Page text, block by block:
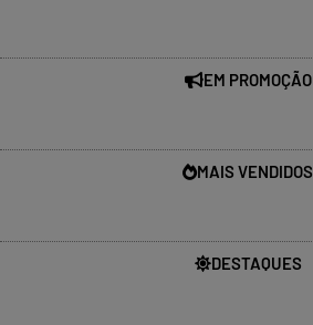
EM PROMOÇÃO
MAIS VENDIDOS
DESTAQUES